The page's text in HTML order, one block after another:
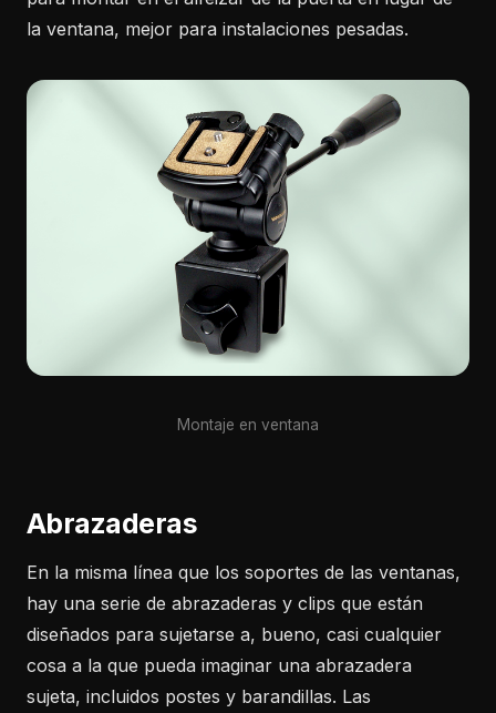
la ventana, mejor para instalaciones pesadas.
Montaje en ventana
Abrazaderas
En la misma línea que los soportes de las ventanas,
hay una serie de abrazaderas y clips que están
diseñados para sujetarse a, bueno, casi cualquier
cosa a la que pueda imaginar una abrazadera
sujeta, incluidos postes y barandillas. Las